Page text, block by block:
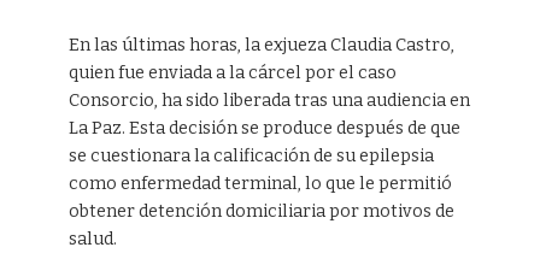
En las últimas horas, la exjueza Claudia Castro,
quien fue enviada a la cárcel por el caso
Consorcio, ha sido liberada tras una audiencia en
La Paz. Esta decisión se produce después de que
se cuestionara la calificación de su epilepsia
como enfermedad terminal, lo que le permitió
obtener detención domiciliaria por motivos de
salud.